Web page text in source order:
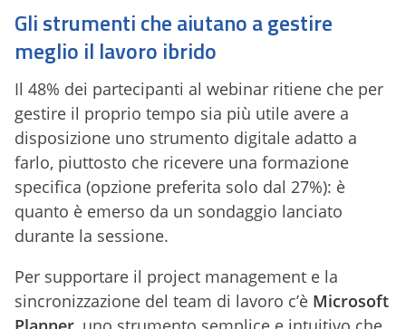
Gli strumenti che aiutano a gestire
meglio il lavoro ibrido
Il 48% dei partecipanti al webinar ritiene che per
gestire il proprio tempo sia più utile avere a
disposizione uno strumento digitale adatto a
farlo, piuttosto che ricevere una formazione
specifica (opzione preferita solo dal 27%): è
quanto è emerso da un sondaggio lanciato
durante la sessione.
Per supportare il project management e la
sincronizzazione del team di lavoro c’è Microsoft